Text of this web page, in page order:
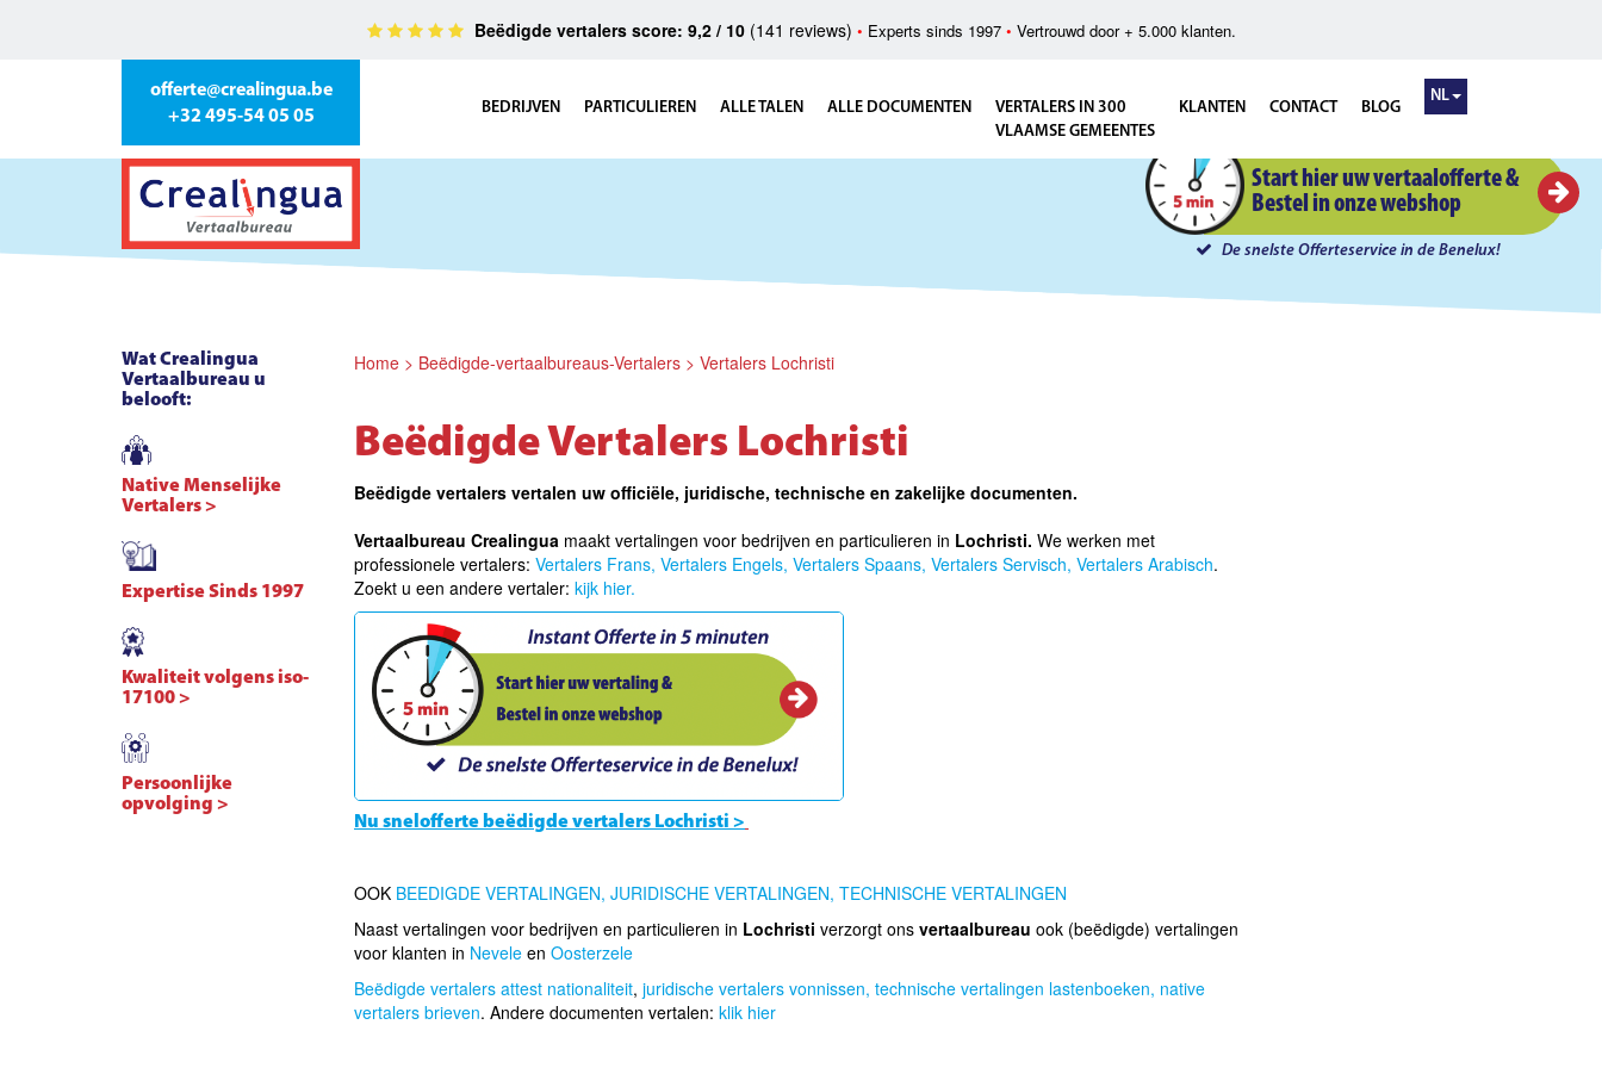
Beëdigde vertalers score: 9,2 / 10(141 reviews) • Experts sinds 1997 • Vertrouwd door + 5.000 klanten.
offerte@crealingua.be
+32 495-54 05 05
BEDRIJVEN PARTICULIEREN ALLE TALEN ALLE DOCUMENTEN
VERTALERS IN 300
VLAAMSE GEMEENTES
KLANTEN CONTACT BLOG
NL
Start hier uw vertaalofferte &
Bestel in onze webshop
De snelste Offerteservice in de Benelux!
Wat Crealingua
Vertaalbureau u
belooft:
Native Menselijke
Vertalers >
Expertise Sinds 1997
Kwaliteit volgens iso-
17100 >
Persoonlijke
opvolging >
Home > Beëdigde-vertaalbureaus-Vertalers > Vertalers Lochristi
Beëdigde Vertalers Lochristi
Beëdigde vertalers vertalen uw officiële, juridische, technische en zakelijke documenten.
Vertaalbureau Crealingua maakt vertalingen voor bedrijven en particulieren in Lochristi. We werken met
professionele vertalers: Vertalers Frans, Vertalers Engels, Vertalers Spaans, Vertalers Servisch, Vertalers Arabisch.
Zoekt u een andere vertaler: kijk hier.
Nu snelofferte beëdigde vertalers Lochristi >
OOK BEEDIGDE VERTALINGEN, JURIDISCHE VERTALINGEN, TECHNISCHE VERTALINGEN
Naast vertalingen voor bedrijven en particulieren in Lochristi verzorgt ons vertaalbureau ook (beëdigde) vertalingen
voor klanten in Nevele en Oosterzele
Beëdigde vertalers attest nationaliteit, juridische vertalers vonnissen, technische vertalingen lastenboeken, native
vertalers brieven. Andere documenten vertalen: klik hier